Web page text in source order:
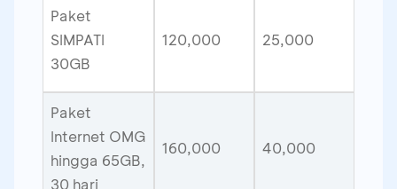
Paket
SIMPATI
30GB
120,000 25,000
Paket
Internet OMG
hingga 65GB,
30 hari
160,000 40,000